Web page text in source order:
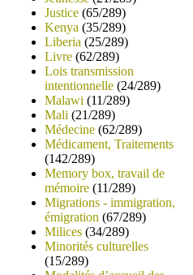
Justice (65/289)
Kenya (35/289)
Liberia (25/289)
Livre (62/289)
Lois transmission
intentionnelle (24/289)
Malawi (11/289)
Mali (21/289)
Médecine (62/289)
Médicament, Traitements
(142/289)
Memory box, travail de
mémoire (11/289)
Migrations - immigration,
émigration (67/289)
Milices (34/289)
Minorités culturelles
(15/289)